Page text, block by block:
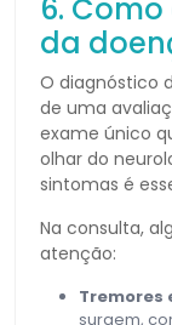
6.
da
O diagnóstico
de uma
exame único
olhar do
sintomas é
Na consulta,
atenção:
Tremores
surgem,